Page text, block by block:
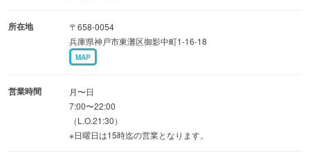
寺田家のカレーライスセット￥850
カレーライス・温泉卵・小鉢・サラダ
◆はっぴーあわー19時迄◆
はっぴーあわー
（19時まで）
生ビール・ハイボール￥280
所在地
〒658-0054
兵庫県神戸市東灘区御影中町1-16-18
MAP
営業時間
月〜日
7:00〜22:00
（L.O.21:30）
※日曜日は15時迄の営業となります。